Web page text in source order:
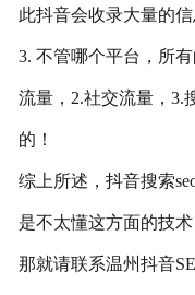
此抖音会收录大量的
3. 不管哪个平台，所
流量，2.社交流量，3.
的！
综上所述，抖音搜索
是不太懂这方面的技
那就请联系温州抖音